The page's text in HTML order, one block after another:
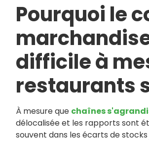
Pourquoi le
difficile à
restaurants
À mesure que chaînes
délocalisée et les rapports sont
souvent dans les écarts de